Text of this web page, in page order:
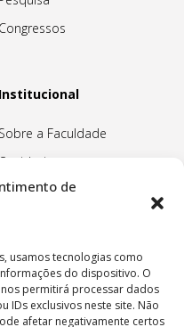
de
usamos tecnologias como
do dispositivo. O
permitirá processar dados
IDs exclusivos neste site. Não
afetar negativamente certos
Congressos
Institucional
Sobre a Faculdade
Ouvidoria
Pedagogia Waldorf
Sede
Política de privacidade